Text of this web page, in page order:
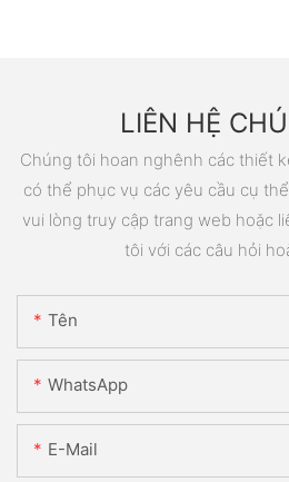
LIÊN HỆ
Chúng tôi hoan nghênh các thiết
có thể phục vụ các yêu cầu cụ
vui lòng truy cập trang web hoặc
tôi với các câu hỏi
Tên
WhatsApp
E-Mail